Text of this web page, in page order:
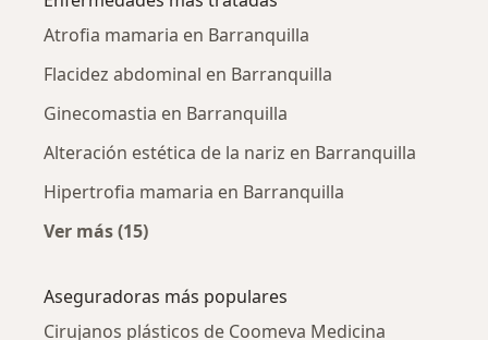
Atrofia mamaria en Barranquilla
Flacidez abdominal en Barranquilla
Ginecomastia en Barranquilla
Alteración estética de la nariz en Barranquilla
Hipertrofia mamaria en Barranquilla
Ver más (15)
Aseguradoras más populares
Cirujanos plásticos de Coomeva Medicina